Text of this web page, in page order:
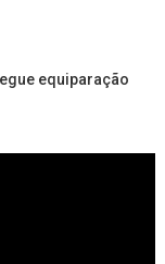
equiparação